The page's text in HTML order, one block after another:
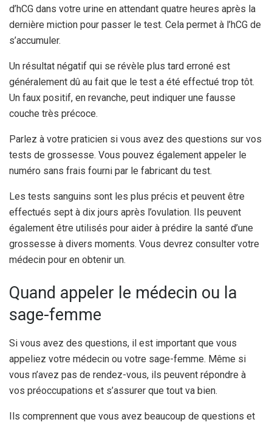
d’hCG dans votre urine en attendant quatre heures après la
dernière miction pour passer le test. Cela permet à l’hCG de
s’accumuler.
Un résultat négatif qui se révèle plus tard erroné est
généralement dû au fait que le test a été effectué trop tôt.
Un faux positif, en revanche, peut indiquer une fausse
couche très précoce.
Parlez à votre praticien si vous avez des questions sur vos
tests de grossesse. Vous pouvez également appeler le
numéro sans frais fourni par le fabricant du test.
Les tests sanguins sont les plus précis et peuvent être
effectués sept à dix jours après l’ovulation. Ils peuvent
également être utilisés pour aider à prédire la santé d’une
grossesse à divers moments. Vous devrez consulter votre
médecin pour en obtenir un.
Quand appeler le médecin ou la
sage-femme
Si vous avez des questions, il est important que vous
appeliez votre médecin ou votre sage-femme. Même si
vous n’avez pas de rendez-vous, ils peuvent répondre à
vos préoccupations et s’assurer que tout va bien.
Ils comprennent que vous avez beaucoup de questions et